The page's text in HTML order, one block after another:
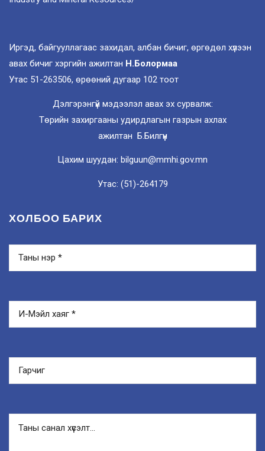
Иргэд, байгууллагаас захидал, албан бичиг, өргөдөл хүлээн
авах бичиг хэргийн ажилтан Н.Болормаа
Утас 51-263506, өрөөний дугаар 102 тоот
Дэлгэрэнгүй мэдээлэл авах эх сурвалж:
Төрийн захиргааны удирдлагын газрын ахлах
ажилтан Б.Билгүүн
Цахим шуудан: bilguun@mmhi.gov.mn
Утас: (51)-264179
ХОЛБОО БАРИХ